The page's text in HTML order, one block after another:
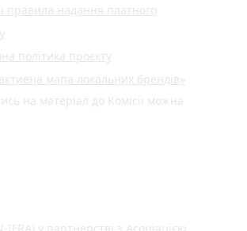
правила надання платного
політика проєкту
мапа локальних брендів»
на матеріал до Комісії можна
у партнерстві з Асоціацією